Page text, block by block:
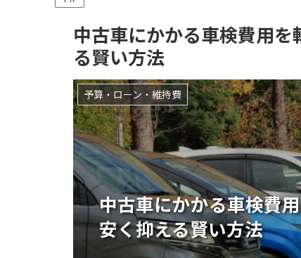
中古車にかかる車検費用
る賢い方法
中古車にかかる車検費
安く抑える賢い方法
予算・ローン・維持費